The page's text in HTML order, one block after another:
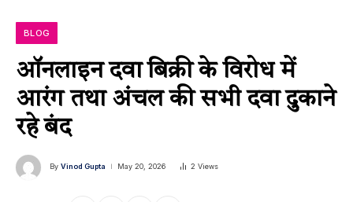
BLOG
ऑनलाइन दवा बिक्री के विरोध में
आरंग तथा अंचल की सभी दवा दुकाने
रहे बंद
By Vinod Gupta May 20, 2026 2 Views